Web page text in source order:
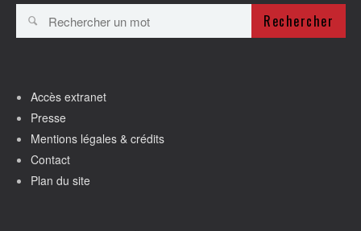
Rechercher
Accès extranet
Presse
Mentions légales & crédits
Contact
Plan du site